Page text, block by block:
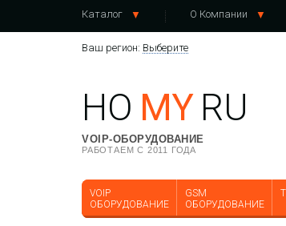
Каталог О Компании
Ваш регион: Выберите
HO MY RU
VOIP-ОБОРУДОВАНИЕ
РАБОТАЕМ С 2011 ГОДА
VOIP
ОБОРУДОВАНИЕ
GSM
ОБОРУДОВАНИЕ